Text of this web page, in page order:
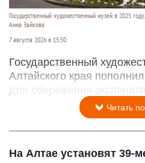
Государственный художественный музей в 2025 году.
Анна Зайкова
7 августа 2026 в 15:50
Государственный
Алтайского края
для сбережения
Читать
На Алтае установят 39-